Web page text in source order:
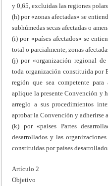
y 0,65, excluidas las regiones
(h) por «zonas afectadas» se
subhúmedas secas afectadas o
(i) por «países afectados» se
total o parcialmente, zonas
(j) por «organización regional de
toda organización constituida por
región que sea competente
aplique la presente Convención y
arreglo a sus procedimientos
aprobar la Convención y adherirse
(k) por «países Partes
desarrollados y las
constituidas por países
Artículo 2
Objetivo